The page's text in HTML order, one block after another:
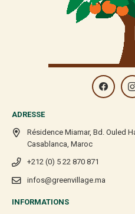
ADRESSE
Résidence Miamar, Bd. Ouled
Casablanca, Maroc
+212 (0) 5 22 870 871
infos@greenvillage.ma
INFORMATIONS